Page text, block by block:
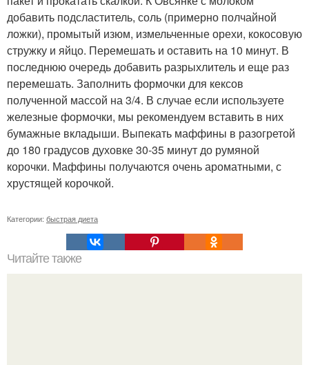
добавить подсластитель, соль (примерно полчайной
ложки), промытый изюм, измельченные орехи, кокосовую
стружку и яйцо. Перемешать и оставить на 10 минут. В
последнюю очередь добавить разрыхлитель и еще раз
перемешать. Заполнить формочки для кексов
полученной массой на 3/4. В случае если используете
железные формочки, мы рекомендуем вставить в них
бумажные вкладыши. Выпекать маффины в разогретой
до 180 градусов духовке 30-35 минут до румяной
корочки. Маффины получаются очень ароматными, с
хрустящей корочкой.
Категории: быстрая диета
Читайте также